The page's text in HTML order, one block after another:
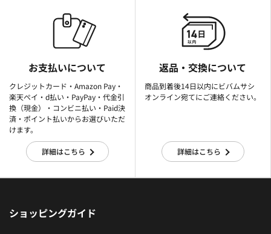
お支払いについて
クレジットカード・Amazon Pay・
楽天ぺイ・d払い・PayPay・代金引
換（現金）・コンビニ払い・Paid決
済・ポイント払いからお選びいただ
けます。
詳細はこちら
返品・交換について
商品到着後14日以内にビバムサシ
オンライン宛てにご連絡ください。
詳細はこちら
ショッピングガイド